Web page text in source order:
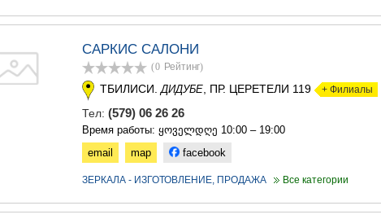
САРКИС САЛОНИ
(0 Рейтинг)
ТБИЛИСИ.ДИДУБЕ, ПР. ЦЕРЕТЕЛИ 119 + Филиалы
Тел: (579) 06 26 26
Время работы: ყოველდღე 10:00 – 19:00
email
map facebook
ЗЕРКАЛА - ИЗГОТОВЛЕНИЕ, ПРОДАЖА Все категории